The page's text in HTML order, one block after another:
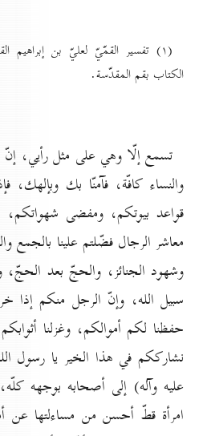
الكتاب بقم المقدّسة.
تسمع إلّا وهي على مثل رأيي، إنّ
والنساء كافّة، فآمنّا بك وبإلهك،
قواعد بيوتكم، ومفضى
معاشر الرجال فضّلتم علينا بالجمع
وشهود الجنائز، والحجّ بعد
سبيل الله، وإنّ الرجل منكم إذا
حفظنا لكم أموالكم، وغزلنا
نشارككم في هذا الخير يا رسول
عليه وآله) إلى أصحابه بوجهه
امرأة قطّ أحسن من مساءلتها عن